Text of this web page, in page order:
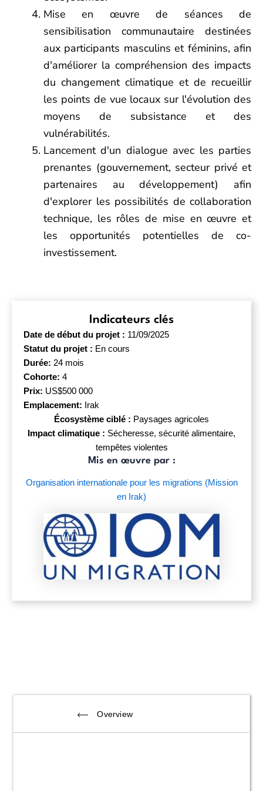
Mise en œuvre de séances de
sensibilisation communautaire destinées
aux participants masculins et féminins, afin
d'améliorer la compréhension des impacts
du changement climatique et de recueillir
les points de vue locaux sur l'évolution des
moyens de subsistance et des
vulnérabilités.
Lancement d'un dialogue avec les parties
prenantes (gouvernement, secteur privé et
partenaires au développement) afin
d'explorer les possibilités de collaboration
technique, les rôles de mise en œuvre et
les opportunités potentielles de co-
investissement.
Indicateurs clés
Date de début du projet : 11/09/2025
Statut du projet : En cours
Durée: 24 mois
Cohorte: 4
Prix: US$500 000
Emplacement:
Irak
Écosystème ciblé : Paysages agricoles
Impact climatique : Sécheresse, sécurité alimentaire,
tempêtes violentes
Mis en œuvre par :
Organisation internationale pour les migrations (Mission
en Irak)